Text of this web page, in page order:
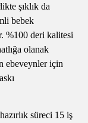
şıklık da
bebek
%100 deri kalitesi
olanak
ebeveynler için
süreci 15 iş